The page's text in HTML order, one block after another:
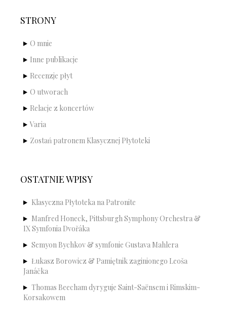
STRONY
O mnie
Inne publikacje
Recenzje płyt
O utworach
Relacje z koncertów
Varia
Zostań patronem Klasycznej Płytoteki
OSTATNIE WPISY
Klasyczna Płytoteka na Patronite
Manfred Honeck, Pittsburgh Symphony Orchestra &
IX Symfonia Dvořáka
Semyon Bychkov & symfonie Gustava Mahlera
Łukasz Borowicz & Pamiętnik zaginionego Leoša
Janáčka
Thomas Beecham dyryguje Saint-Saënsem i Rimskim-
Korsakowem